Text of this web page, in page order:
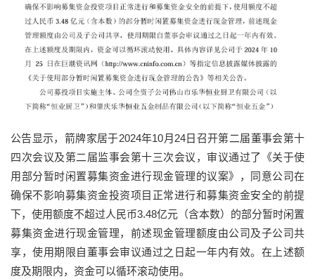
公告显示，箭牌家居于2024年10月24日召开第二届董事会第十
四次会议及第二届监事会第十三次会议，审议通过了《关于使
用部分暂时闲置募集资金进行现金管理的议案》，同意公司在
确保不影响募集资金投资项目正常进行和募集资金安全的前提
下，使用额度不超过人民币3.48亿元（含本数）的部分暂时闲置
募集资金进行现金管理，前述现金管理额度由公司及子公司共
享，使用期限自董事会审议通过之日起一年内有效。在上述额
度及期限内，资金可以循环滚动使用。